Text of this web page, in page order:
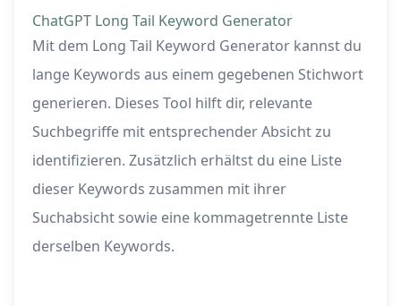
ChatGPT Long Tail Keyword Generator
Mit dem Long Tail Keyword Generator kannst du
lange Keywords aus einem gegebenen Stichwort
generieren. Dieses Tool hilft dir, relevante
Suchbegriffe mit entsprechender Absicht zu
identifizieren. Zusätzlich erhältst du eine Liste
dieser Keywords zusammen mit ihrer
Suchabsicht sowie eine kommagetrennte Liste
derselben Keywords.